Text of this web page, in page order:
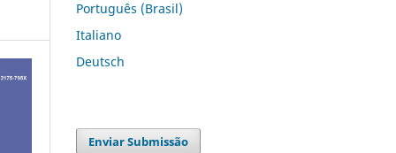
Português (Brasil)
Italiano
Deutsch
Enviar Submissão